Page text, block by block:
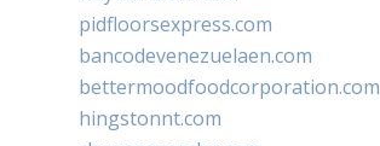
pidfloorsexpress.com
bancodevenezuelaen.com
bettermoodfoodcorporation.com
hingstonnt.com